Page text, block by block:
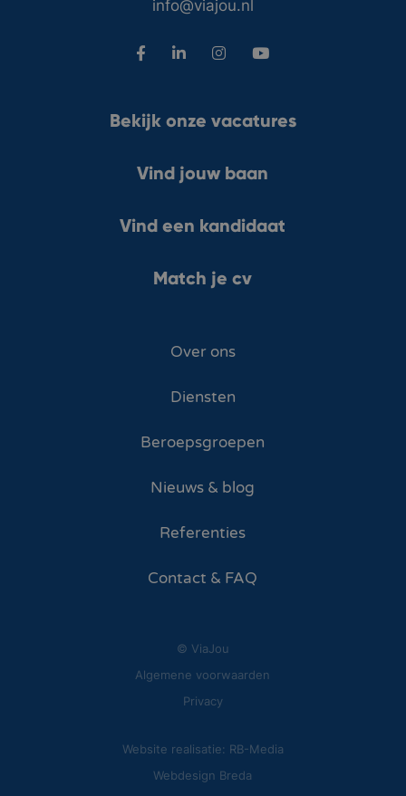
info@viajou.nl
Bekijk onze vacatures
Vind jouw baan
Vind een kandidaat
Match je cv
Over ons
Diensten
Beroepsgroepen
Nieuws & blog
Referenties
Contact & FAQ
© ViaJou
Algemene voorwaarden
Privacy
Website realisatie: RB-Media
Webdesign Breda